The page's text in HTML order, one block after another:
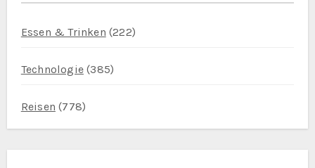
Essen & Trinken (222)
Technologie(385)
Reisen (778)